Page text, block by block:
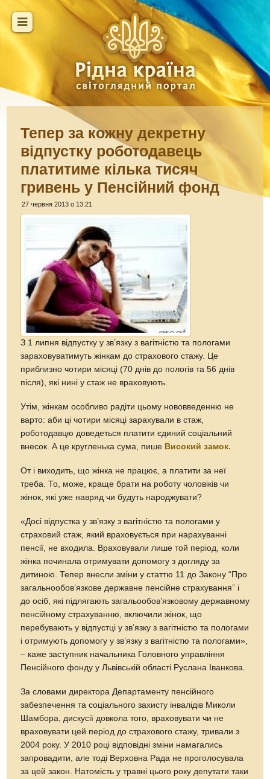
Тепер за кожну декретну
відпустку роботодавець
платитиме кілька тисяч
гривень у Пенсійний фонд
27 червня 2013 о 13:21
З 1 липня відпустку у зв’язку з вагітністю та пологами
зараховуватимуть жінкам до страхового стажу. Це
приблизно чотири місяці (70 днів до пологів та 56 днів
після), які нині у стаж не враховують.
Утім, жінкам особливо радіти цьому нововведенню не
варто: аби ці чотири місяці зарахували в стаж,
роботодавцю доведеться платити єдиний соціальний
внесок. А це кругленька сума, пише Високий замок.
От і виходить, що жінка не працює, а платити за неї
треба. То, може, краще брати на роботу чоловіків чи
жінок, які уже навряд чи будуть народжувати?
«Досі відпустка у зв’язку з вагітністю та пологами у
страховий стаж, який враховується при нарахуванні
пенсії, не входила. Враховували лише той період, коли
жінка починала отримувати допомогу з догляду за
дитиною. Тепер внесли зміни у статтю 11 до Закону “Про
загальнообов’язкове державне пенсійне страхування” і
до осіб, які підлягають загальообов’язковому державному
пенсійному страхуванню, включили жінок, що
перебувають у відпустці у зв’язку з вагітністю та пологами
і отримують допомогу у зв’язку з вагітністю та пологами»,
– каже заступник начальника Головного управління
Пенсійного фонду у Львівській області Руслана Іванкова.
За словами директора Департаменту пенсійного
забезпечення та соціального захисту інвалідів Миколи
Шамбора, дискусії довкола того, враховувати чи не
враховувати цей період до страхового стажу, тривали з
2004 року. У 2010 році відповідні зміни намагались
запровадити, але тоді Верховна Рада не проголосувала
за цей закон. Натомість у травні цього року депутати таки